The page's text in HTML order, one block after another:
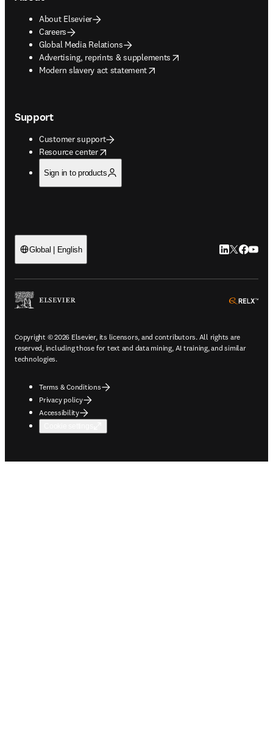
About Elsevier
Careers
Global Media Relations
Advertising, reprints & supplements
opens in new tab/window
Modern slavery act statement
opens in new tab/window
Support
Customer support
Resource center
opens in new tab/window
Sign in to products
Global | English LinkedIn
Twitter
Copyright © 2026 Elsevier, its licensors, and contributors. All rights are
reserved, including those for text and data mining, AI training, and similar
technologies.
Terms & Conditions
Privacy policy
Accessibility